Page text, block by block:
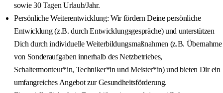
sowie 30 Tagen Urlaub/Jahr.
Persönliche Weiterentwicklung: Wir fördern Deine persönliche
Entwicklung (z.B. durch Entwicklungsgespräche) und unterstützen
Dich durch individuelle Weiterbildungsmaßnahmen (z.B. Übernahme
von Sonderaufgaben innerhalb des Netzbetriebes,
Schaltermonteur*in, Techniker*in und Meister*in) und bieten Dir ein
umfangreiches Angebot zur Gesundheitsförderung.